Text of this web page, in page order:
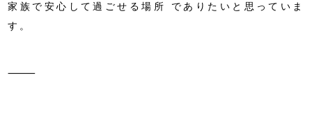
家族で安心して過ごせる場所
でありたいと思っていま
す。
⸻